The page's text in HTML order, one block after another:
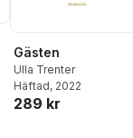
Gästen
Ulla Trenter
Häftad, 2022
289 kr